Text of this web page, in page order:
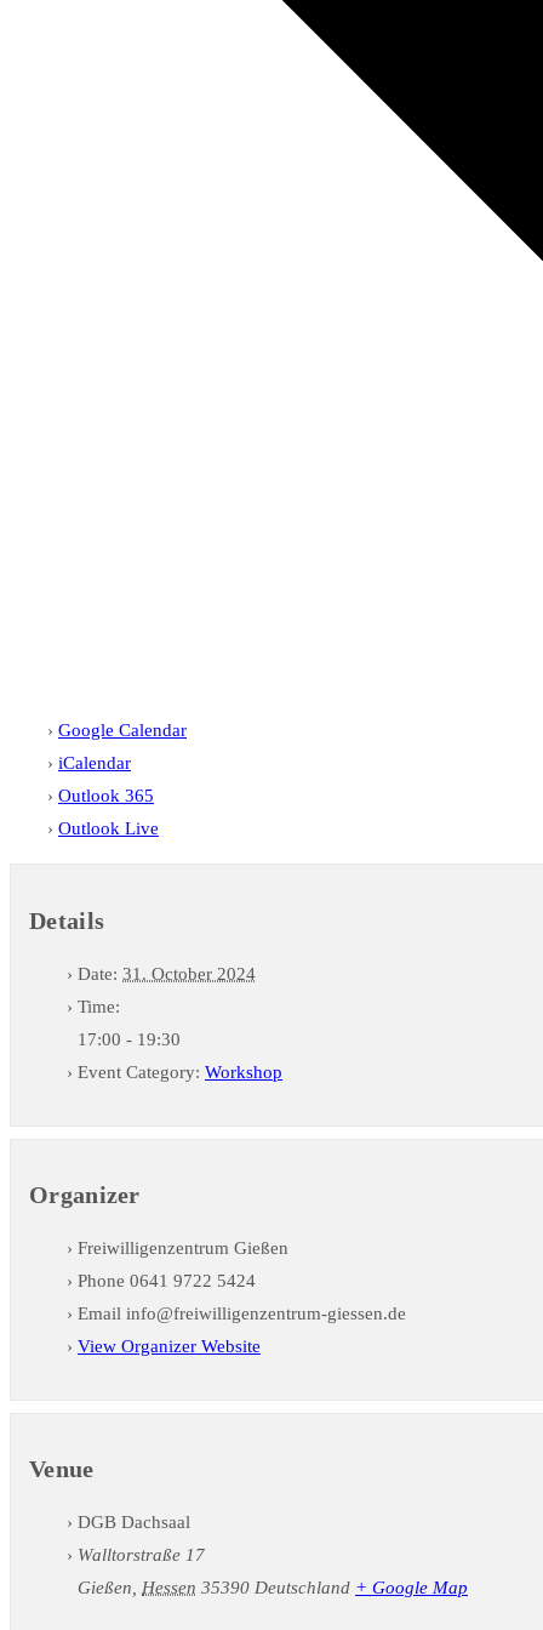
Google Calendar
iCalendar
Outlook 365
Outlook Live
Details
Date: 31. October 2024
Time:
17:00 - 19:30
Event Category: Workshop
Organizer
Freiwilligenzentrum Gießen
Phone 0641 9722 5424
Email info@freiwilligenzentrum-giessen.de
View Organizer Website
Venue
DGB Dachsaal
Walltorstraße 17
Gießen
Hessen 35390 Deutschland + Google Map